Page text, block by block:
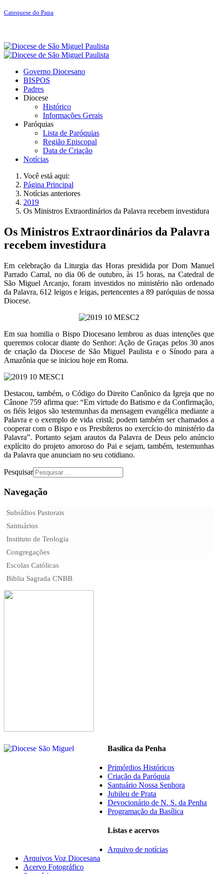
Catequese do Papa
Governo Diocesano
BISPOS
Padres
Diocese
Histórico
Informações Gerais
Paróquias
Lista de Paróquias
Região Episcopal
Data de Criação
Notícias
Você está aqui:
Página Principal
Notícias anteriores
2019
Os Ministros Extraordinários da Palavra recebem investidura
Os Ministros Extraordinários da Palavra
recebem investidura
Em celebração da Liturgia das Horas presidida por Dom Manuel
Parrado Carral, no dia 06 de outubro, às 15 horas, na Catedral de
São Miguel Arcanjo, foram investidos no ministério não ordenado
da Palavra, 612 leigos e leigas, pertencentes a 89 paróquias de nossa
Diocese.
Em sua homilia o Bispo Diocesano lembrou as duas intenções que
queremos colocar diante do Senhor: Ação de Graças pelos 30 anos
de criação da Diocese de São Miguel Paulista e o Sínodo para a
Amazônia que se iniciou hoje em Roma.
Destacou, também, o Código do Direito Canônico da Igreja que no
Cânone 759 afirma que: “Em virtude do Batismo e da Confirmação,
os fiéis leigos são testemunhas da mensagem evangélica mediante a
Palavra e o exemplo de vida cristã; podem também ser chamados a
cooperar com o Bispo e os Presbíteros no exercício do ministério da
Palavra”. Portanto sejam arautos da Palavra de Deus pelo anúncio
explícito do projeto amoroso do Pai e sejam, também, testemunhas
da Palavra que anunciam no seu cotidiano.
Pesquisar
Navegação
Subsídios Pastorais
Santuários
Instituto de Teologia
Congregações
Escolas Católicas
Biblia Sagrada CNBB
Basílica da Penha
Primórdios Históricos
Criação da Paróquia
Santuário Nossa Senhora
Jubileu de Prata
Devocionário de N. S. da Penha
Programação da Basílica
Listas e acervos
Arquivo de notícias
Arquivos Voz Diocesana
Acervo Fotográfico